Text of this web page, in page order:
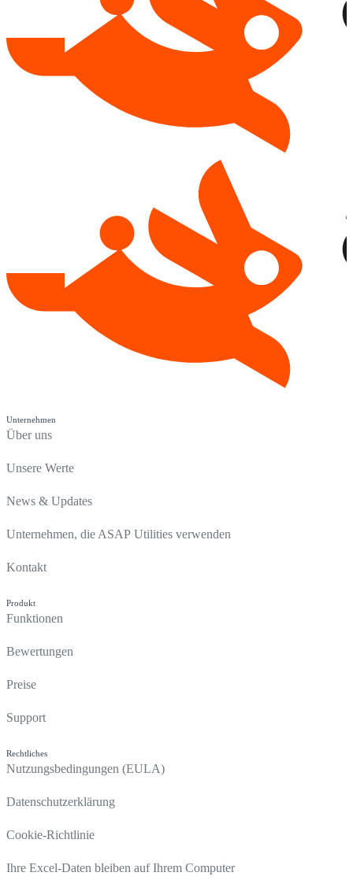
Unternehmen
Über uns
Unsere Werte
News & Updates
Unternehmen, die ASAP Utilities verwenden
Kontakt
Produkt
Funktionen
Bewertungen
Preise
Support
Rechtliches
Nutzungsbedingungen (EULA)
Datenschutzerklärung
Cookie-Richtlinie
Ihre Excel-Daten bleiben auf Ihrem Computer